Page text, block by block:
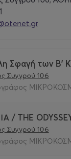
Σφαγή των Β'
Συγγρού 106
/ THE
Συγγρού 106